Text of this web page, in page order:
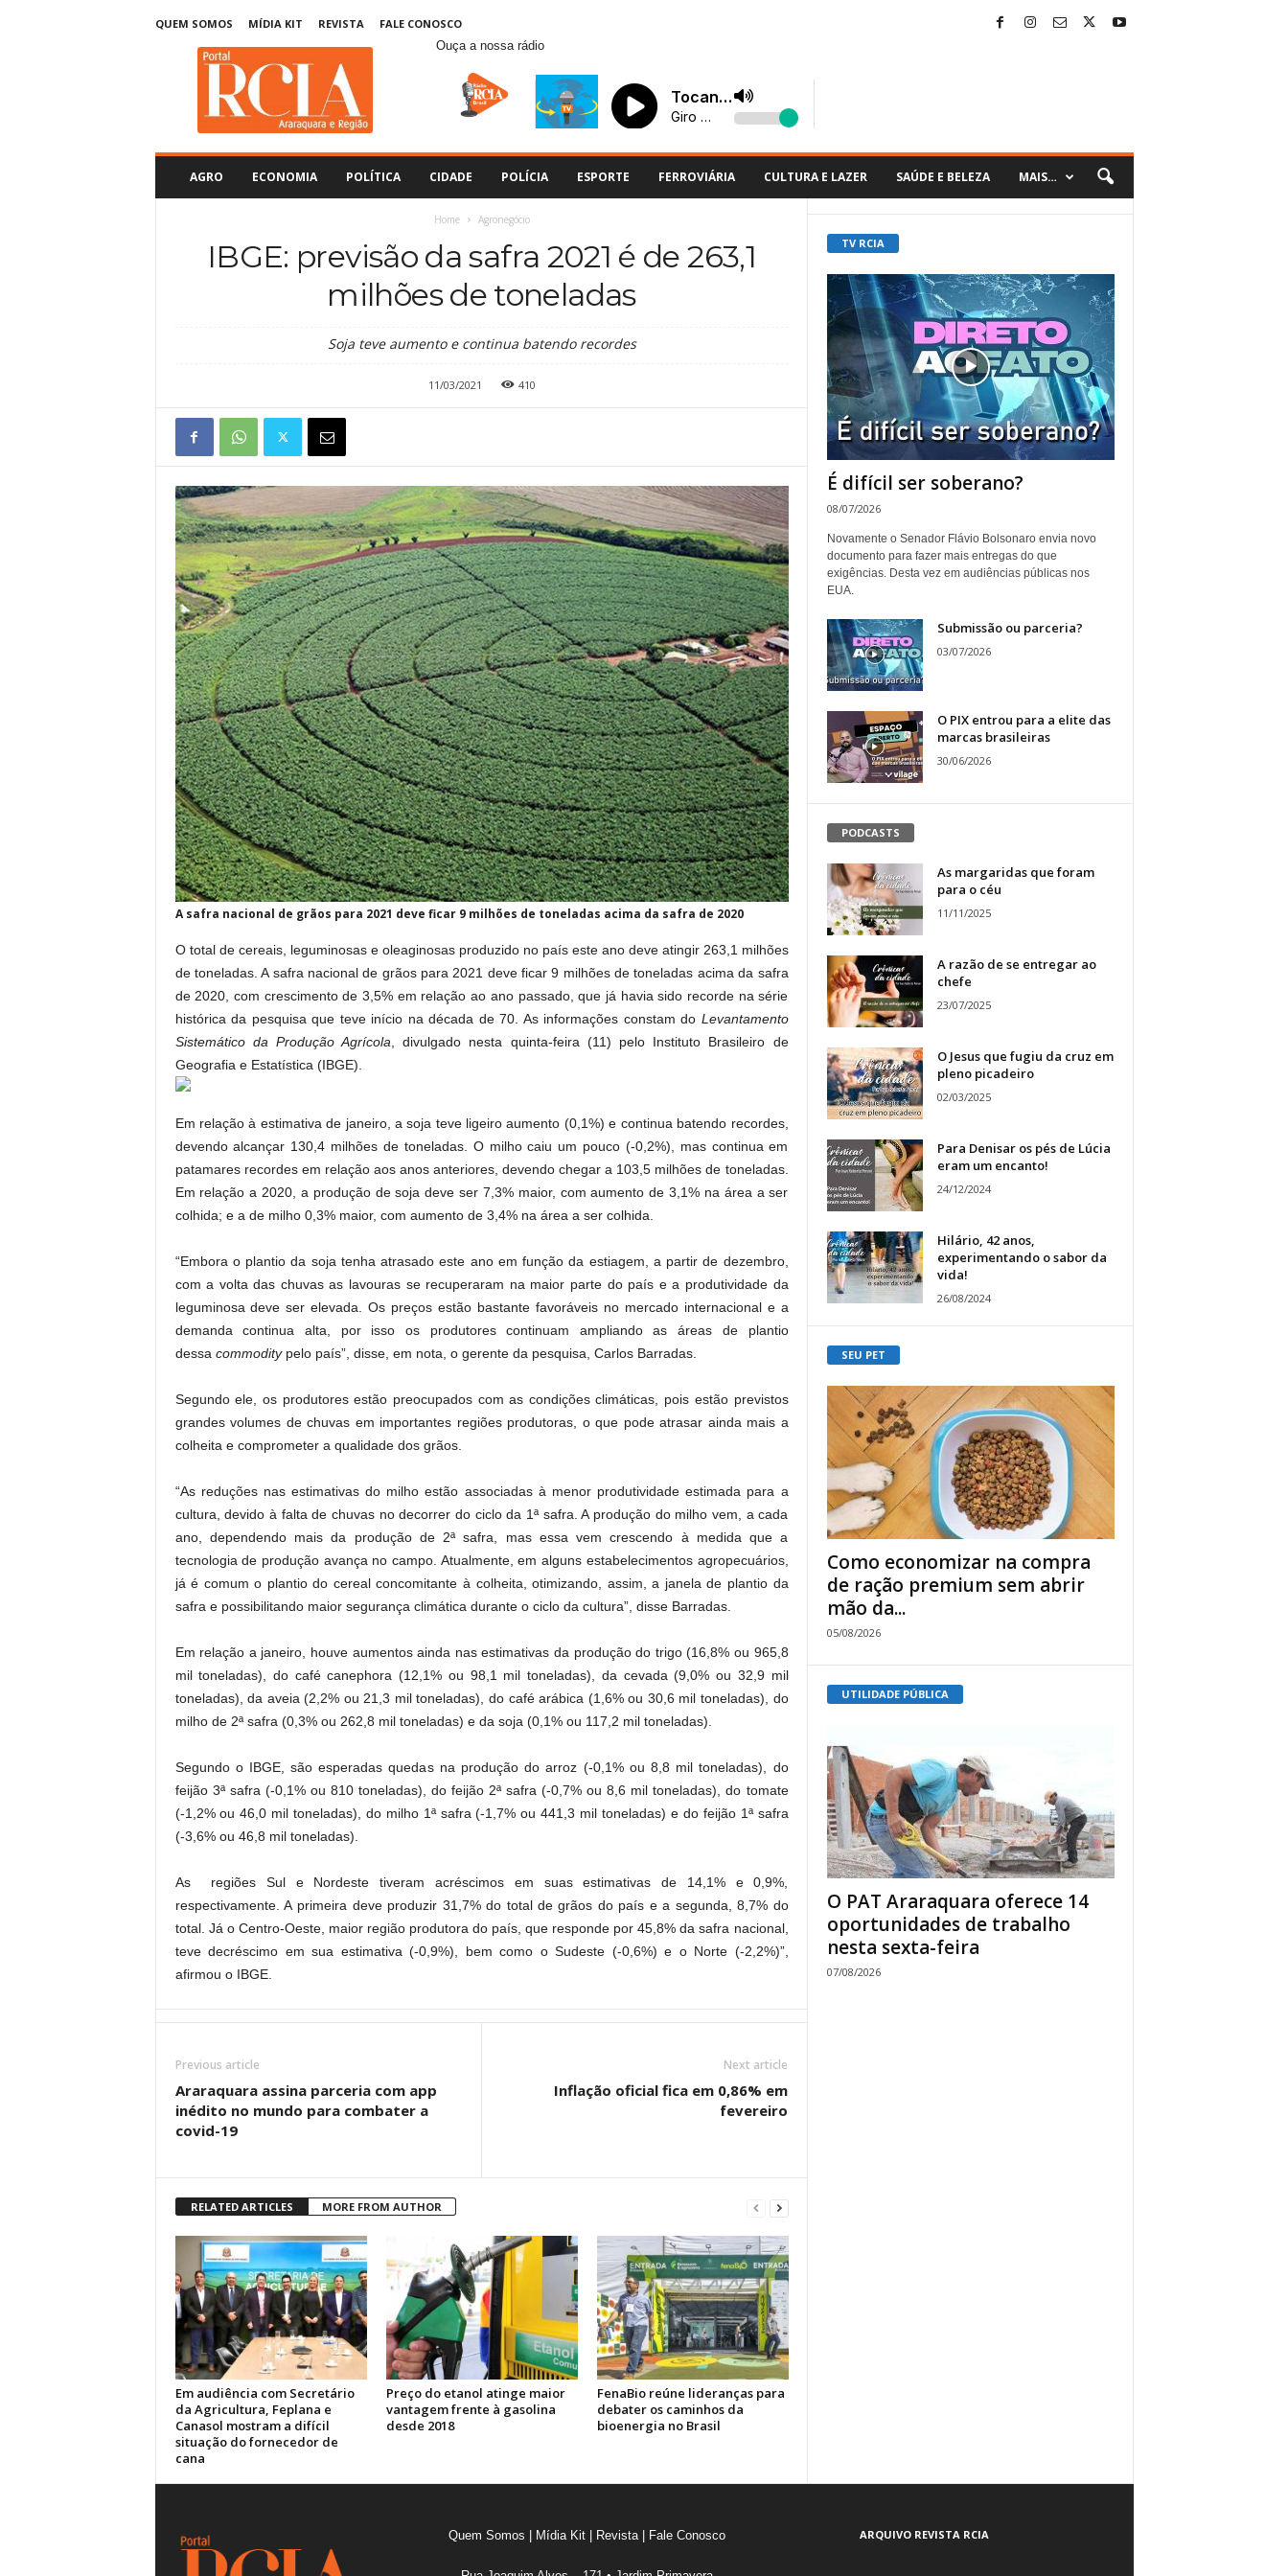
QUEM SOMOS MÍDIA KIT REVISTA
FALE CONOSCO
Ouça a nossa rádio
AGRO ECONOMIA POLÍTICA CIDADE POLÍCIA ESPORTE FERROVIÁRIA CULTURA E LAZER SAÚDE E BELEZA MAIS…
Home Agronegócio
IBGE: previsão da safra 2021 é de 263,1
milhões de toneladas
Soja teve aumento e continua batendo recordes
11/03/2021 410
A safra nacional de grãos para 2021 deve ficar 9 milhões de toneladas acima da safra de 2020
O total de cereais, leguminosas e oleaginosas produzido no país este ano deve atingir 263,1 milhões
de toneladas. A safra nacional de grãos para 2021 deve ficar 9 milhões de toneladas acima da safra
de 2020, com crescimento de 3,5% em relação ao ano passado, que já havia sido recorde na série
histórica da pesquisa que teve início na década de 70. As informações constam do Levantamento
Sistemático da Produção Agrícola , divulgado nesta quinta-feira (11) pelo Instituto Brasileiro de
Geografia e Estatística (IBGE).
Em relação à estimativa de janeiro, a soja teve ligeiro aumento (0,1%) e continua batendo recordes,
devendo alcançar 130,4 milhões de toneladas. O milho caiu um pouco (-0,2%), mas continua em
patamares recordes em relação aos anos anteriores, devendo chegar a 103,5 milhões de toneladas.
Em relação a 2020, a produção de soja deve ser 7,3% maior, com aumento de 3,1% na área a ser
colhida; e a de milho 0,3% maior, com aumento de 3,4% na área a ser colhida.
“Embora o plantio da soja tenha atrasado este ano em função da estiagem, a partir de dezembro,
com a volta das chuvas as lavouras se recuperaram na maior parte do país e a produtividade da
leguminosa deve ser elevada. Os preços estão bastante favoráveis no mercado internacional e a
demanda continua alta, por isso os produtores continuam ampliando as áreas de plantio
dessa commoditypelo país”, disse, em nota, o gerente da pesquisa, Carlos Barradas.
Segundo ele, os produtores estão preocupados com as condições climáticas, pois estão previstos
grandes volumes de chuvas em importantes regiões produtoras, o que pode atrasar ainda mais a
colheita e comprometer a qualidade dos grãos.
“As reduções nas estimativas do milho estão associadas à menor produtividade estimada para a
cultura, devido à falta de chuvas no decorrer do ciclo da 1ª safra. A produção do milho vem, a cada
ano, dependendo mais da produção de 2ª safra, mas essa vem crescendo à medida que a
tecnologia de produção avança no campo. Atualmente, em alguns estabelecimentos agropecuários,
já é comum o plantio do cereal concomitante à colheita, otimizando, assim, a janela de plantio da
safra e possibilitando maior segurança climática durante o ciclo da cultura”, disse Barradas.
Em relação a janeiro, houve aumentos ainda nas estimativas da produção do trigo (16,8% ou 965,8
mil toneladas), do café canephora (12,1% ou 98,1 mil toneladas), da cevada (9,0% ou 32,9 mil
toneladas), da aveia (2,2% ou 21,3 mil toneladas), do café arábica (1,6% ou 30,6 mil toneladas), do
milho de 2ª safra (0,3% ou 262,8 mil toneladas) e da soja (0,1% ou 117,2 mil toneladas).
Segundo o IBGE, são esperadas quedas na produção do arroz (-0,1% ou 8,8 mil toneladas), do
feijão 3ª safra (-0,1% ou 810 toneladas), do feijão 2ª safra (-0,7% ou 8,6 mil toneladas), do tomate
(-1,2% ou 46,0 mil toneladas), do milho 1ª safra (-1,7% ou 441,3 mil toneladas) e do feijão 1ª safra
(-3,6% ou 46,8 mil toneladas).
As regiões Sul e Nordeste tiveram acréscimos em suas estimativas de 14,1% e 0,9%,
respectivamente. A primeira deve produzir 31,7% do total de grãos do país e a segunda, 8,7% do
total. Já o Centro-Oeste, maior região produtora do país, que responde por 45,8% da safra nacional,
teve decréscimo em sua estimativa (-0,9%), bem como o Sudeste (-0,6%) e o Norte (-2,2%)”,
afirmou o IBGE.
Previous article
Araraquara assina parceria com app
inédito no mundo para combater a
covid-19
Next article
Inflação oficial fica em 0,86% em
fevereiro
RELATED ARTICLES MORE FROM AUTHOR
Em audiência com Secretário
da Agricultura, Feplana e
Canasol mostram a difícil
situação do fornecedor de
cana
Preço do etanol atinge maior
vantagem frente à gasolina
desde 2018
FenaBio reúne lideranças para
debater os caminhos da
bioenergia no Brasil
TV RCIA
É difícil ser soberano?
08/07/2026
Novamente o Senador Flávio Bolsonaro envia novo
documento para fazer mais entregas do que
exigências. Desta vez em audiências públicas nos
EUA.
Submissão ou parceria?
03/07/2026
O PIX entrou para a elite das
marcas brasileiras
30/06/2026
PODCASTS
As margaridas que foram
para o céu
11/11/2025
A razão de se entregar ao
chefe
23/07/2025
O Jesus que fugiu da cruz em
pleno picadeiro
02/03/2025
Para Denisar os pés de Lúcia
eram um encanto!
24/12/2024
Hilário, 42 anos,
experimentando o sabor da
vida!
26/08/2024
SEU PET
Como economizar na compra
de ração premium sem abrir
mão da...
05/08/2026
UTILIDADE PÚBLICA
O PAT Araraquara oferece 14
oportunidades de trabalho
nesta sexta-feira
07/08/2026
Quem Somos Mídia Kit Revista| Fale Conosco ARQUIVO REVISTA RCIA